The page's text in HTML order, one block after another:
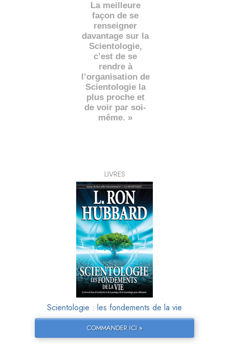
La meilleure
façon de se
renseigner
davantage sur la
Scientologie,
c’est de se
rendre à
l’organisation de
Scientologie la
plus proche et
de voir par soi-
même. »
LIVRES
Scientologie : les fondements de la vie
COMMANDER ICI »